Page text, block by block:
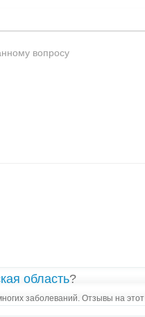
область?
заболеваний. Отзывы на